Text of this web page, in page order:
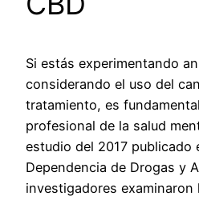
Si estás experimentando
considerando el uso del
tratamiento, es
profesional de la salud
estudio del 2017 publicado
Dependencia de Drogas y
investigadores